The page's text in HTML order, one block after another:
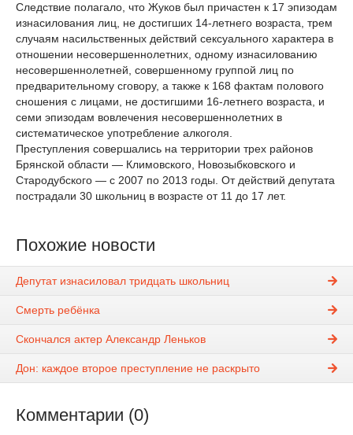
Следствие полагало, что Жуков был причастен к 17 эпизодам
изнасилования лиц, не достигших 14-летнего возраста, трем
случаям насильственных действий сексуального характера в
отношении несовершеннолетних, одному изнасилованию
несовершеннолетней, совершенному группой лиц по
предварительному сговору, а также к 168 фактам полового
сношения с лицами, не достигшими 16-летнего возраста, и
семи эпизодам вовлечения несовершеннолетних в
систематическое употребление алкоголя.
Преступления совершались на территории трех районов
Брянской области — Климовского, Новозыбковского и
Стародубского — с 2007 по 2013 годы. От действий депутата
пострадали 30 школьниц в возрасте от 11 до 17 лет.
Похожие новости
Депутат изнасиловал тридцать школьниц
Смерть ребёнка
Скончался актер Александр Леньков
Дон: каждое второе преступление не раскрыто
Комментарии (0)